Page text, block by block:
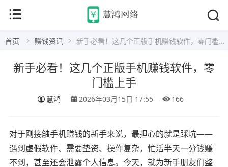
首页 赚钱资讯 新手必看！这几个正版手机赚钱软件，零门槛上手
新手必看！这几个正版手机赚钱软件，零
门槛上手
慧鸿 2026年03月15日 17:55 166
对于刚接触手机赚钱的新手来说，最担心的就是踩坑——
遇到虚假软件、需要垫资、操作复杂，忙活半天一分钱赚
不到，甚至还会泄露个人信息。今天，就为新手朋友们整